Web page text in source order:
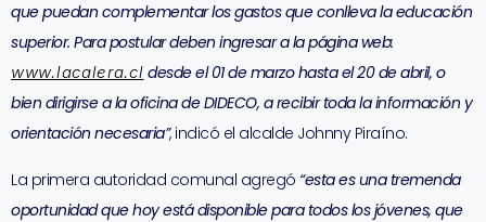
que puedan complementar los gastos que conlleva la educación
superior. Para postular deben ingresar a la página web:
www.lacalera.cl desde el 01 de marzo hasta el 20 de abril, o
bien dirigirse a la oficina de DIDECO, a recibir toda la información y
orientación necesaria”, indicó el alcalde Johnny Piraíno.
La primera autoridad comunal agregó “esta es una tremenda
oportunidad que hoy está disponible para todos los jóvenes, que